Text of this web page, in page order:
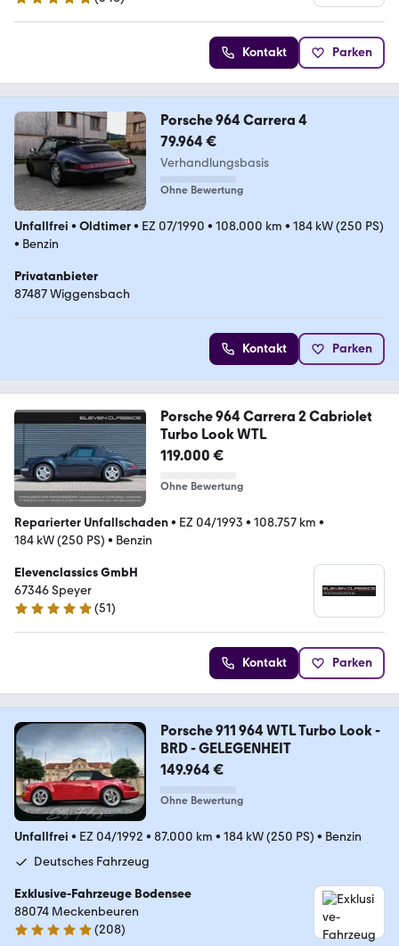
4.9 Sterne
Kontakt Parken
Porsche 964 Carrera 4
79.964 €
Verhandlungsbasis
Ohne Bewertung
Unfallfrei • Oldtimer• EZ 07/1990 • 108.000 km • 184 kW (250 PS)
• Benzin
Privatanbieter
87487 Wiggensbach
Kontakt Parken
Porsche 964 Carrera 2 Cabriolet
Turbo Look WTL
119.000 €
Ohne Bewertung
Reparierter Unfallschaden• EZ 04/1993 • 108.757 km •
184 kW (250 PS) • Benzin
Elevenclassics GmbH
67346 Speyer
4.9 Sterne
(51)
Kontakt Parken
Porsche 911 964 WTL Turbo Look -
BRD - GELEGENHEIT
149.964 €
Ohne Bewertung
Unfallfrei • EZ 04/1992 • 87.000 km • 184 kW (250 PS) • Benzin
Deutsches Fahrzeug
Exklusive-Fahrzeuge Bodensee
88074 Meckenbeuren
5 Sterne
(208)